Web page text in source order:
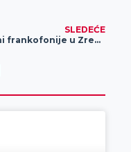
SLEDEĆE
Dani frankofonije u Zrenjaninu